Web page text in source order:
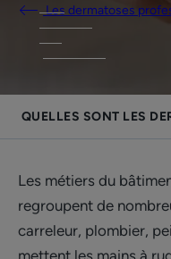
Les dermatoses
QUELLES SONT LES
Les métiers du
regroupent de
carreleur, plombier,
mettent les mains à